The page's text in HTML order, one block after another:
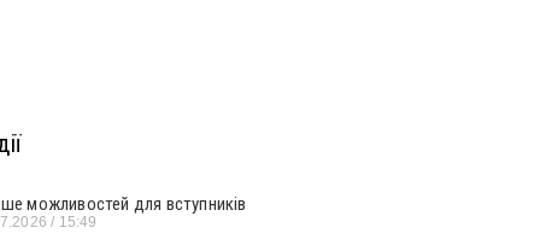
можливостей для вступників
15:49